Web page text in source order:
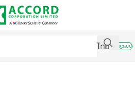
ไทย
เข้าสู่ระบบ